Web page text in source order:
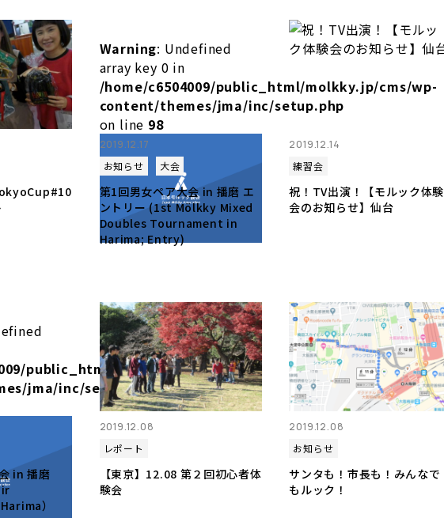
Warning: Undefined
array key 0 in
/home/c6504009/public_html/molkky.jp/cms/wp-
content/themes/jma/inc/setup.php
on line 98
2019.12.17
お知らせ
大会
第1回男女ペア大会 in 播磨 エ
ントリー (1st Mölkky Mixed
Doubles Tournament in
Harima; Entry)
2019.12.14
練習会
祝！TV出演！【モルック体験
会のお知らせ】仙台
public_html/molkky.jp/cms/wp-
jma/inc/setup.php
in 播磨
）
2019.12.08
レポート
【東京】12.08 第２回初心者体
験会
2019.12.08
お知らせ
サンタも！市長も！みんなで
もルック！